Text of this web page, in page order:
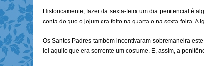
Historicamente, fazer da sexta-feira um dia penitencial é
conta de que o jejum era feito na quarta e na sexta-feira. A
Os Santos Padres também incentivaram sobremaneira
lei aquilo que era somente um costume. E, assim, a